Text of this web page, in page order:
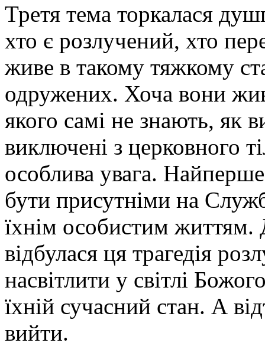
Третя тема торкалася
хто є розлучений, хто
живе в такому тяжкому
одружених. Хоча вони
якого самі не знають, як
виключені з церковного
особлива увага.
бути присутніми на
їхнім особистим життям.
відбулася ця трагедія
насвітлити у світлі
їхній сучасний стан. А
вийти.